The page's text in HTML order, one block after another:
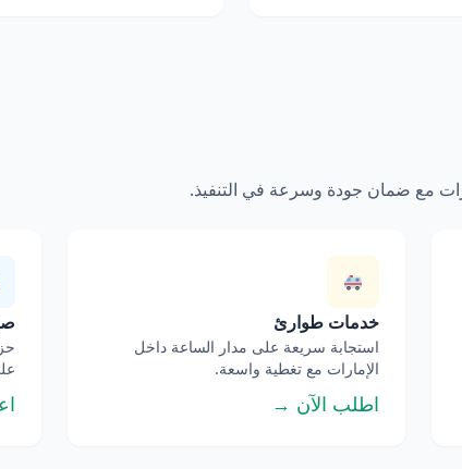
مع ضمان جودة وسرعة في التنفيذ.
خدمات طوارئ
استجابة سريعة على مدار الساعة داخل
الإمارات مع تغطية واسعة.
اطلب الآن →